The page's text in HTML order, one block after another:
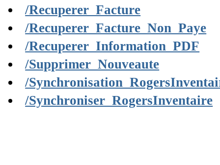
/Recuperer_Facture
/Recuperer_Facture_Non_Paye
/Recuperer_Information_PDF
/Supprimer_Nouveaute
/
/Synchroniser_RogersInventaire